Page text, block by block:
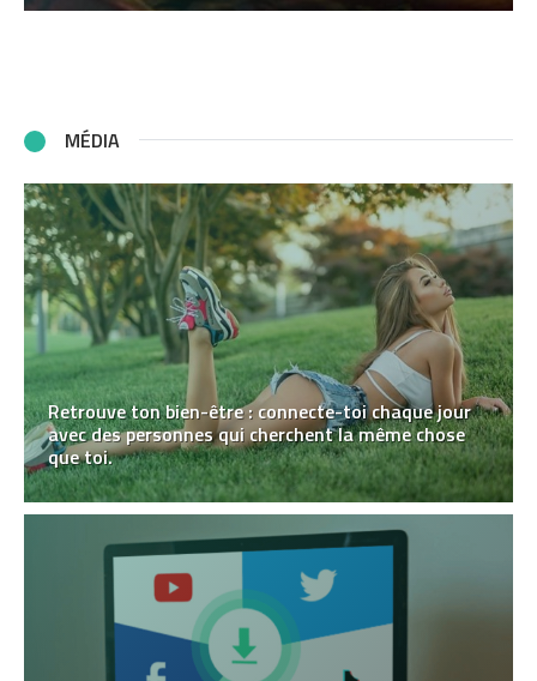
MÉDIA
Retrouve ton bien-être : connecte-toi chaque jour
avec des personnes qui cherchent la même chose
que toi.